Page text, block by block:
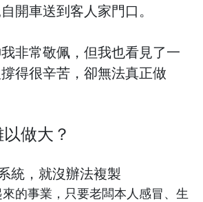
開車送到客人家門口。
非常敬佩，但我也看見了一
得很辛苦，卻無法真正做
做大？
統，就沒辦法複製
的事業，只要老闆本人感冒、生